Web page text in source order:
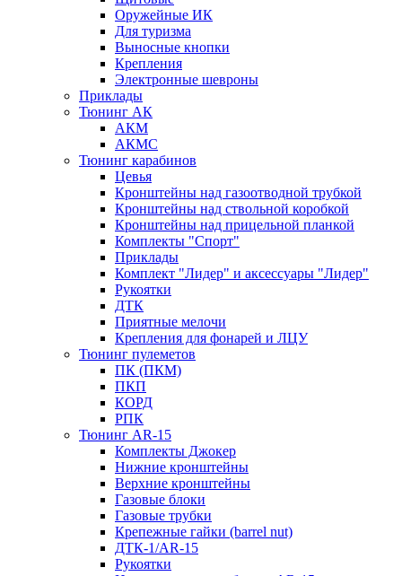
Оружейные ИК
Для туризма
Выносные кнопки
Крепления
Электронные шевроны
Приклады
Тюнинг АК
АКМ
АКМС
Тюнинг карабинов
Цевья
Кронштейны над газоотводной трубкой
Кронштейны над ствольной коробкой
Кронштейны над прицельной планкой
Комплекты "Спорт"
Приклады
Комплект "Лидер" и аксессуары "Лидер"
Рукоятки
ДТК
Приятные мелочи
Крепления для фонарей и ЛЦУ
Тюнинг пулеметов
ПК (ПКМ)
ПКП
КОРД
РПК
Тюнинг AR-15
Комплекты Джокер
Нижние кронштейны
Верхние кронштейны
Газовые блоки
Газовые трубки
Крепежные гайки (barrel nut)
ДТК-1/AR-15
Рукоятки